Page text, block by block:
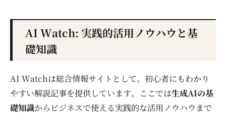
AI Watch: 実践的活用ノウハウと基
礎知識
AI Watchは総合情報サイトとして、初心者にもわかり
やすい解説記事を提供しています。ここでは生成AIの基
礎知識からビジネスで使える実践的な活用ノウハウまで